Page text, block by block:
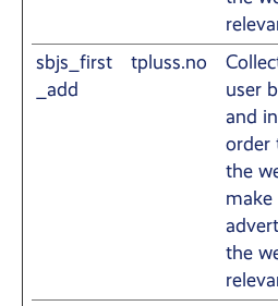
sbjs_first
_add
tpluss.no
user
and
order
the
make
the